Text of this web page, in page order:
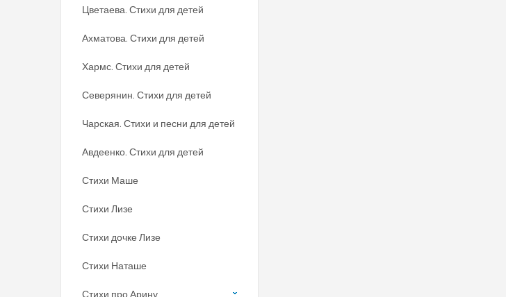
Цветаева. Стихи для детей
Ахматова. Стихи для детей
Хармс. Стихи для детей
Северянин. Стихи для детей
Чарская. Стихи и песни для детей
Авдеенко. Стихи для детей
Стихи Маше
Стихи Лизе
Стихи дочке Лизе
Стихи Наташе
Стихи про Арину